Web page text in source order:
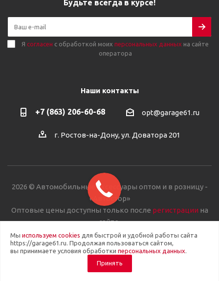
Будьте всегда в курсе!
Я согласен с обработкой моих персональных данных на сайте
оператора
Наши контакты
+7 (863) 206-60-68 opt@garage61.ru
г. Ростов-на-Дону, ул. Доватора 201
2026 © Автомобильные аксессуары оптом и в розницу -
«Автостор»
Оптовые цены доступны только после регистрации на
сайте.
Мы используем cookies для быстрой и удобной работы сайта
https://garage61.ru. Продолжая пользоваться сайтом,
вы принимаете условия обработки персональных данных.
Принять